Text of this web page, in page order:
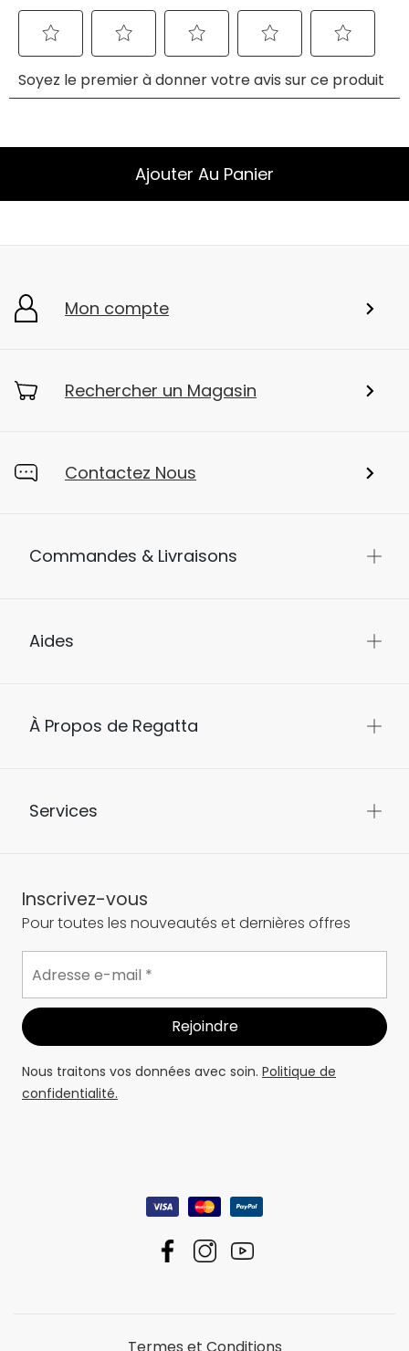
Ajouter Au Panier
Mon compte
Rechercher un Magasin
Contactez Nous
Commandes & Livraisons
Aides
À Propos de Regatta
Services
Inscrivez-vous
Pour toutes les nouveautés et dernières offres
Nous traitons vos données avec soin. Politique de
confidentialité.